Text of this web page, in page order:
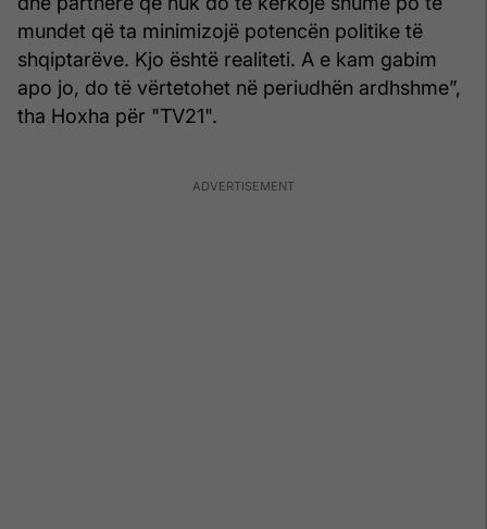
mundet që ta minimizojë potencën politike të
shqiptarëve. Kjo është realiteti. A e kam gabim
apo jo, do të vërtetohet në periudhën ardhshme”,
tha Hoxha për "TV21".